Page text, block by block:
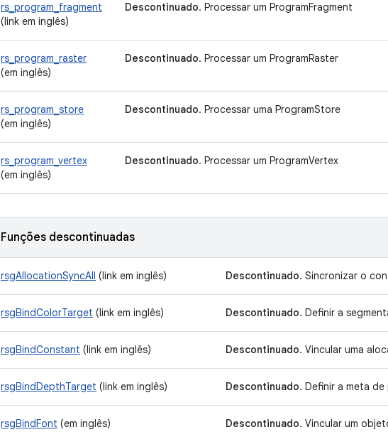
rs_program_fragment
(link em inglês)
Descontinuado. Processar um ProgramFragment
rs_program_raster
(em inglês)
Descontinuado. Processar um ProgramRaster
rs_program_store
(em inglês)
Descontinuado. Processar uma ProgramStore
rs_program_vertex
(em inglês)
Descontinuado. Processar um ProgramVertex
Funções descontinuadas
rsgAllocationSyncAll (link em inglês) Descontinuado. Sincronizar o
rsgBindColorTarget (link em inglês) Descontinuado. Definir a
rsgBindConstant (link em inglês) Descontinuado. Vincular uma
rsgBindDepthTarget (link em inglês) Descontinuado. Definir a meta
rsgBindFont (em inglês) Descontinuado. Vincular um